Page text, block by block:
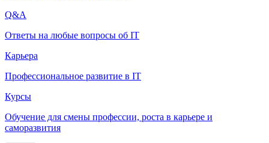
Q&A
Ответы на любые вопросы об IT
Карьера
Профессиональное развитие в IT
Курсы
Обучение для смены профессии, роста в карьере и
саморазвития